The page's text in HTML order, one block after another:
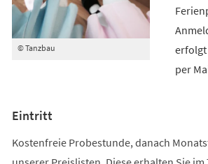
© Tanzbau
erfolgt
per
Eintritt
Kostenfreie Probestunde, danach